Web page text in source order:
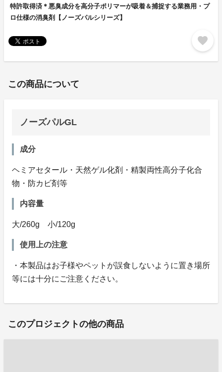
特許取得済＊悪臭成分を高分子ポリマーが吸着＆捕捉する業務用・プ
ロ仕様の消臭剤【ノーズパルシリーズ】
favorite
この商品について
ノーズパルGL
成分
ヘミアセタール・天然ゲル化剤・精製両性高分子化合
物・防カビ剤等
内容量
大/260g 小/120g
使用上の注意
・本製品はお子様やペットが誤食しないように置き場所
等には十分にご注意ください。
このプロジェクトの他の商品